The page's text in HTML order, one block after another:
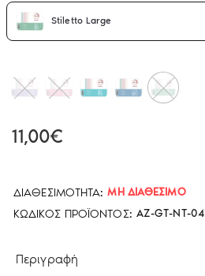
ΔΙΑΘΕΣΙΜΌΤΗΤΑ: ΜΗ ΔΙΑΘΈΣΙΜΟ
ΚΩΔΙΚΌΣ ΠΡΟΪΌΝΤΟΣ: AZ-GT-NT-04
11,00€
Stiletto Large
Περιγραφή